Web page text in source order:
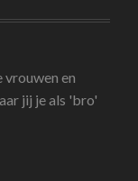
vrouwen en
jij je als 'bro'